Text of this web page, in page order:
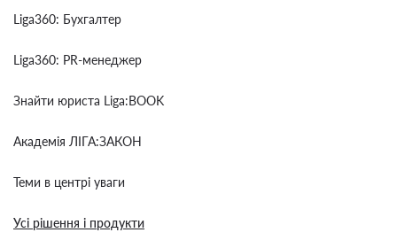
Liga360: Бухгалтер
Liga360: PR-менеджер
Знайти юриста Liga:BOOK
Академія ЛІГА:ЗАКОН
Теми в центрі уваги
Усі рішення і продукти